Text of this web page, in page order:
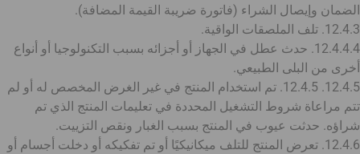
الضمان وإيصال الشراء (فاتورة ضريبة القيمة المضافة).
12.4.3. تلف الملصقات الواقية.
12.4.4.4. حدث عطل في الجهاز أو أجزائه بسبب التكنولوجيا أو أنواع
أخرى من البلى الطبيعي.
12.4.5. 12.4.5. تم استخدام المنتج في غير الغرض المخصص له أو لم
تتم مراعاة شروط التشغيل المحددة في تعليمات المنتج الذي تم
شراؤه. حدثت عيوب في المنتج بسبب الغبار ونقص التزييت.
12.4.6. تعرض المنتج للتلف ميكانيكيًا أو تم تفكيكه أو دخلت أجسام أو